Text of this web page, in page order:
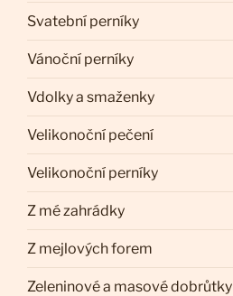
Svatební perníky
Vánoční perníky
Vdolky a smaženky
Velikonoční pečení
Velikonoční perníky
Z mé zahrádky
Z mejlových forem
Zeleninové a masové dobrůtky